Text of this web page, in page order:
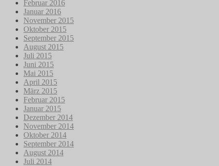
Februar 2016
Januar 2016
November 2015
Oktober 2015
September 2015
August 2015
Juli 2015
Juni 2015
Mai 2015
April 2015
März 2015
Februar 2015
Januar 2015
Dezember 2014
November 2014
Oktober 2014
September 2014
August 2014
Juli 2014